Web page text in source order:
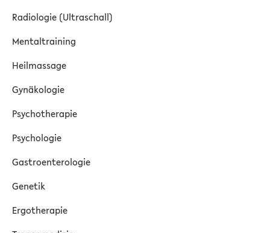
Radiologie (Ultraschall)
Mentaltraining
Heilmassage
Gynäkologie
Psychotherapie
Psychologie
Gastroenterologie
Genetik
Ergotherapie